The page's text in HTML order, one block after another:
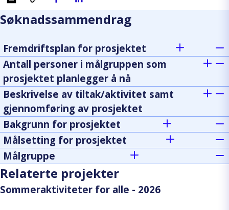
Søknadssammendrag
Fremdriftsplan for prosjektet
Antall personer i målgruppen som
prosjektet planlegger å nå
Beskrivelse av tiltak/aktivitet samt
gjennomføring av prosjektet
Bakgrunn for prosjektet
Målsetting for prosjektet
Målgruppe
Relaterte projekter
Sommeraktiviteter for alle - 2026